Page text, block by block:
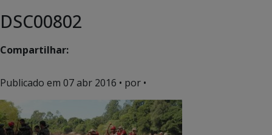
DSC00802
Compartilhar:
Publicado em 07 abr 2016 • por •